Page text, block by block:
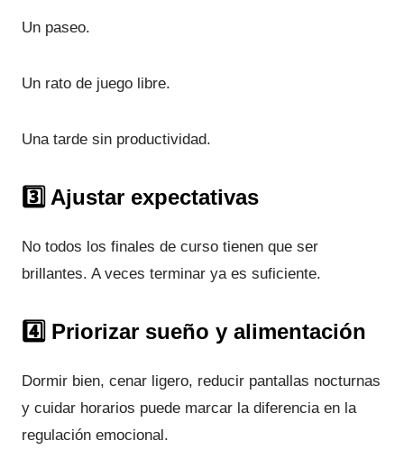
Un paseo.
Un rato de juego libre.
Una tarde sin productividad.
3️⃣ Ajustar expectativas
No todos los finales de curso tienen que ser
brillantes. A veces terminar ya es suficiente.
4️⃣ Priorizar sueño y alimentación
Dormir bien, cenar ligero, reducir pantallas nocturnas
y cuidar horarios puede marcar la diferencia en la
regulación emocional.